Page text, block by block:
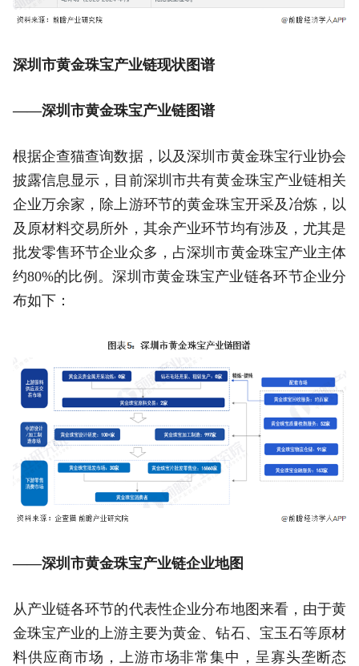
深圳市黄金珠宝产业链现状图谱
——深圳市黄金珠宝产业链图谱
根据企查猫查询数据，以及深圳市黄金珠宝行业协会
披露信息显示，目前深圳市共有黄金珠宝产业链相关
企业万余家，除上游环节的黄金珠宝开采及冶炼，以
及原材料交易所外，其余产业环节均有涉及，尤其是
批发零售环节企业众多，占深圳市黄金珠宝产业主体
约80%的比例。深圳市黄金珠宝产业链各环节企业分
布如下：
——深圳市黄金珠宝产业链企业地图
从产业链各环节的代表性企业分布地图来看，由于黄
金珠宝产业的上游主要为黄金、钻石、宝玉石等原材
料供应商市场，上游市场非常集中，呈寡头垄断态